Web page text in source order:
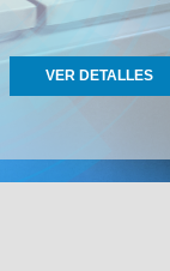
VER DETALLES